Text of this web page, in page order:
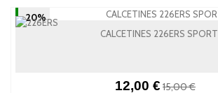
-20%
CALCETINES 226ERS SPORT
12,00 € 15,00 €